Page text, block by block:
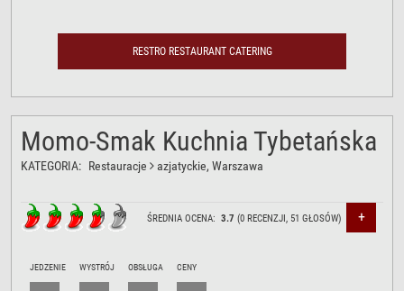
RESTRO RESTAURANT CATERING
Momo-Smak Kuchnia Tybetańska
KATEGORIA: Restauracje azjatyckie, Warszawa
ŚREDNIA OCENA:3.7 (0 RECENZJI, 51 GŁOSÓW) +
JEDZENIE WYSTRÓJ OBSŁUGA CENY